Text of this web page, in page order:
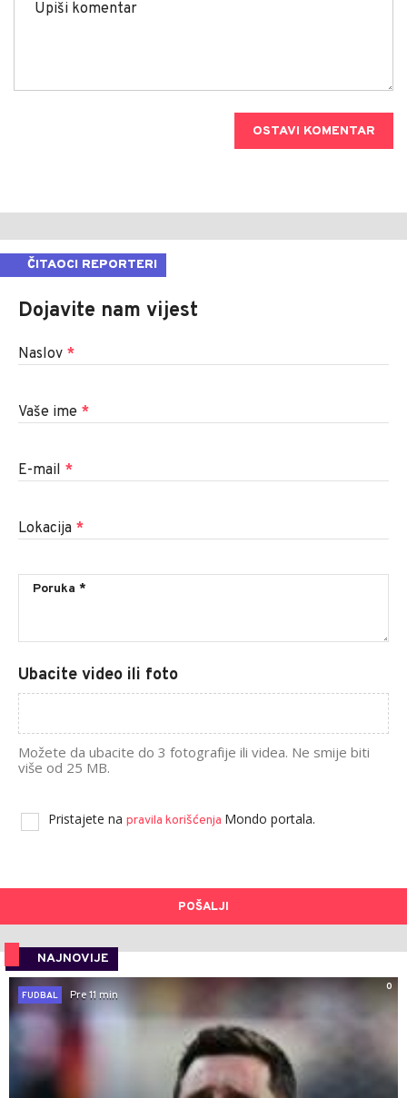
OSTAVI KOMENTAR
ČITAOCI REPORTERI
Dojavite nam vijest
Naslov *
Vaše ime *
E-mail *
Lokacija *
Ubacite video ili foto
Možete da ubacite do 3 fotografije ili videa. Ne smije biti
više od 25 MB.
Pristajete na pravila korišćenja Mondo portala.
POŠALJI
NAJNOVIJE
0
FUDBAL
Pre 11 min